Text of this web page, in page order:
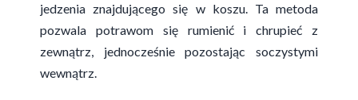
jedzenia znajdującego się w koszu. Ta metoda
pozwala potrawom się rumienić i chrupieć z
zewnątrz, jednocześnie pozostając soczystymi
wewnątrz.